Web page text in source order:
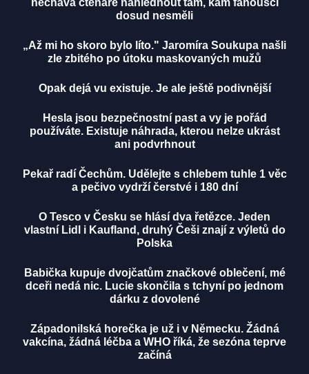
dosud nesměli
„Až mi ho skoro bylo líto." Jaromíra Soukupa našli
zle zbitého po útoku maskovaných mužů
Opak dejá vu existuje. Je ale ještě podivnější
Hesla jsou bezpečnostní past a vy je pořád
používáte. Existuje náhrada, kterou nelze ukrást
ani podvrhnout
Pekař radí Čechům. Udělejte s chlebem tuhle 1 věc
a pečivo vydrží čerstvé i 180 dní
O Tesco v Česku se hlásí dva řetězce. Jeden
vlastní Lidl i Kaufland, druhý Češi znají z výletů do
Polska
Babička kupuje dvojčatům značkové oblečení, mé
dceři nedá nic. Lucie skončila s tchyní po jednom
dárku z dovolené
Západonilská horečka je už i v Německu. Žádná
vakcína, žádná léčba a WHO říká, že sezóna teprve
začíná